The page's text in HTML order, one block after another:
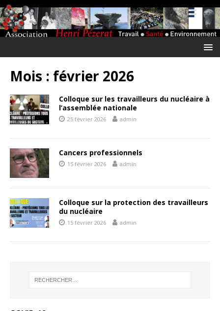
Mois : février 2026
Colloque sur les travailleurs du nucléaire à
l’assemblée nationale
25 février 2026 admin
Cancers professionnels
15 février 2026 admin
Colloque sur la protection des travailleurs
du nucléaire
15 février 2026 admin